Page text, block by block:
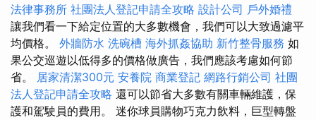
法律事務所 社團法人登記申請全攻略 設計公司 戶外婚禮
讓我們看一下給定位置的大多數機會，我們可以大致過濾平
均價格。 外牆防水 洗碗槽 海外抓姦協助 新竹整骨服務 如
果公交巡遊以低得多的價格做廣告，我們應該考慮如何節
省。 居家清潔300元 安養院 商業登記 網路行銷公司 社團
法人登記申請全攻略 還可以節省大多數有關車輛維護，保
護和駕駛員的費用。 迷你球員購物巧克力飲料，巨型轉盤